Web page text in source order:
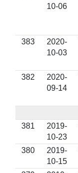
10-06
383
2020-
10-03
382
2020-
09-14
381
2019-
10-23
380
2019-
10-15